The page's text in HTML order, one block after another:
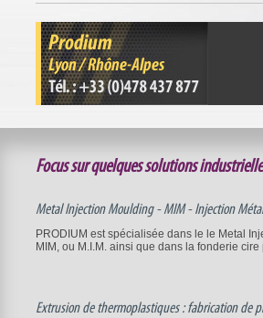
Focus sur quelques solutions
Metal Injection Moulding - MIM - Injection
PRODIUM est spécialisée dans le le Metal
MIM, ou M.I.M. ainsi que dans la fonderie cire
Extrusion de thermoplastiques : fabrication de